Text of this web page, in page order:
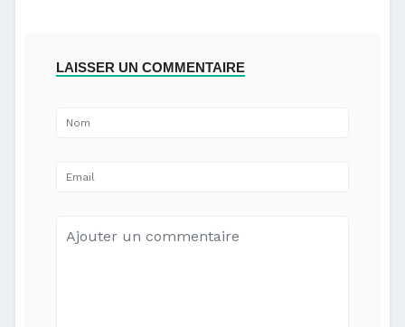
LAISSER UN COMMENTAIRE